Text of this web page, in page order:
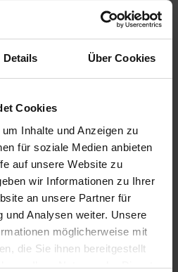
Details Über Cookies
Cookies
Inhalte und Anzeigen zu
für soziale Medien anbieten
auf unsere Website zu
wir Informationen zu Ihrer
an unsere Partner für
und Analysen weiter. Unsere
möglicherweise mit
die Sie ihnen bereitgestellt
Ihrer Nutzung der Dienste
GRANIT Stopper
zzgl. MwSt.
15,69 € / St
IN DEN